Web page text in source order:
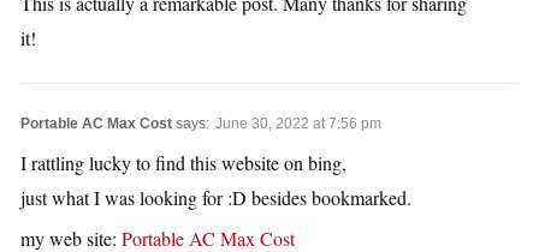
it!
Portable AC Max Cost says: June 30, 2022 at 7:56 pm
I rattling lucky to find this website on bing,
just what I was looking for :D besides bookmarked.
my web site: Portable AC Max Cost